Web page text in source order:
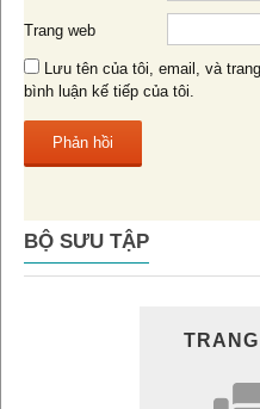
Trang web
Lưu tên của tôi, email, và
bình luận kế tiếp của tôi.
BỘ SƯU TẬP